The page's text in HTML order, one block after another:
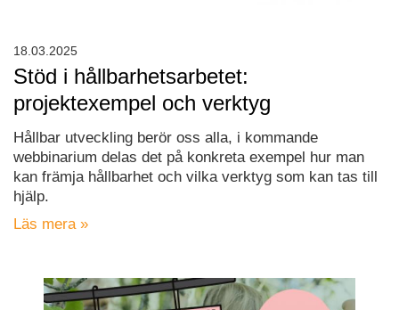
Stöd i hållbarhetsarbetet:
projektexempel och verktyg
Hållbar utveckling berör oss alla, i kommande
webbinarium delas det på konkreta exempel hur man
kan främja hållbarhet och vilka verktyg som kan tas till
hjälp.
Läs mera »
18.03.2025